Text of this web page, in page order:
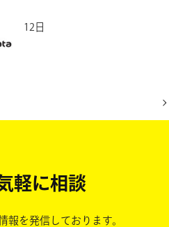
6月12日
軽に相談
報を発信しております。